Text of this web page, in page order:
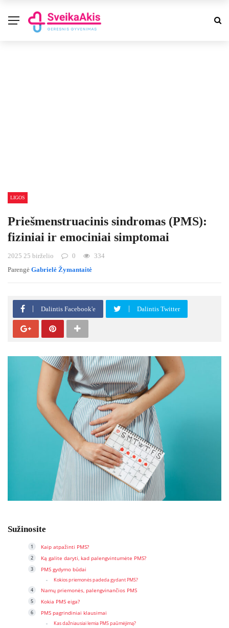
LIGOS
Priešmenstruacinis sindromas (PMS):
fiziniai ir emociniai simptomai
2025 25 birželio 0
334
Parengė Gabrielė Žymantaitė
Dalintis Facebook'e Dalintis Twitter
Sužinosite
Kaip atpažinti PMS?
Ką galite daryti, kad palengvintumėte PMS?
PMS gydymo būdai
Kokios priemonės padeda gydant PMS?
Namų priemonės, palengvinančios PMS
Kokia PMS eiga?
PMS pagrindiniai klausimai
Kas dažniausiai lemia PMS paūmėjimą?